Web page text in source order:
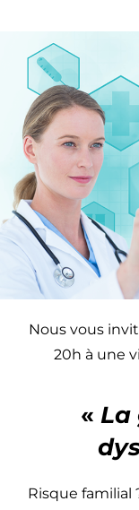
Nous vous
20h à une
« La
Risque familial